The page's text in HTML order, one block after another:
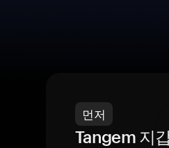
먼저
Tangem 지